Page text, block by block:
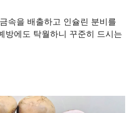
속을 배출하고 인슐린 분비를
방에도 탁월하니 꾸준히 드시는